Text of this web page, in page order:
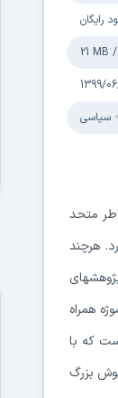
رایگان
21 MB /
1399/
سیاسی
متحد
هرچند
همراه
که با
بزرگ